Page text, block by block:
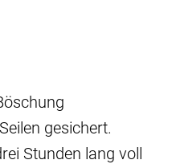
gesichert.
Stunden lang voll